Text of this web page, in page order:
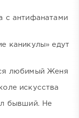
с антифанатами
каникулы» едут
любимый Женя
искусства
бывший. Не